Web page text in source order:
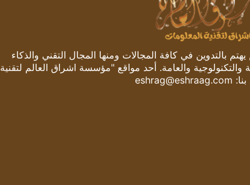
بالتدوين في كافة المجالات ومنها المجال التقني والذكاء
والتكنولوجية والعامة. أحد مواقع "مؤسسة اشراق العالم لتقنية
eshrag@eshraag.com